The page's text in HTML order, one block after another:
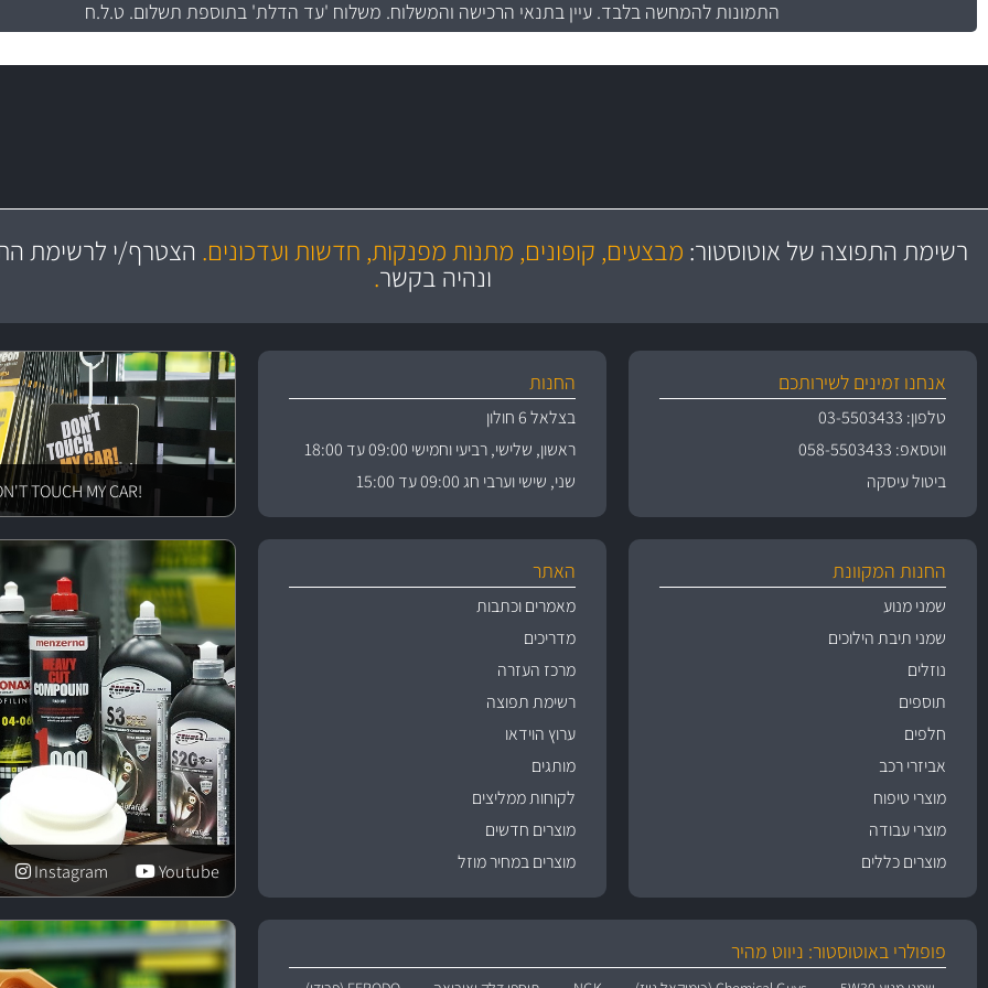
התמונות להמחשה בלבד. עיין בתנאי הרכישה והמשלוח. משלוח 'עד הדלת' בתוספת תשלום. ט.ל.ח
משלוח מהיר
באמצעות צ'יטה
משלוחים
מקצועיות
ושירות מצויין רשימת התפוצה של אוטוסטור: מבצעים, קופונים, מתנות מפנקות, חדשות ועדכונים. הצטרף/י לרשימת
ונהיה בקשר.
אנחנו זמינים לשירותכם
טלפון: 03-5503433
ווטסאפ: 058-5503433
ביטול עיסקה
החנות
בצלאל 6 חולון
ראשון, שלישי, רביעי וחמישי 09:00 עד 18:00
שני, שישי וערבי חג 09:00 עד 15:00
!DON'T TOUCH MY CAR
החנות המקוונת
שמני מנוע
שמני תיבת הילוכים
נוזלים
תוספים
חלפים
אביזרי רכב
מוצרי טיפוח
מוצרי עבודה
מוצרים כללים
האתר
מאמרים וכתבות
מדריכים
מרכז העזרה
רשימת תפוצה
ערוץ הוידאו
מותגים
לקוחות ממליצים
מוצרים חדשים
מוצרים במחיר מוזל
Youtube
Instagram
פופולרי באוטוסטור: ניווט מהיר